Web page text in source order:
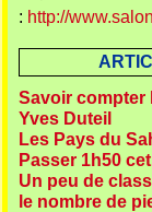
: http://
Savoir compter
Yves Duteil
Les Pays du
Passer 1h50
Un peu de
le nombre de